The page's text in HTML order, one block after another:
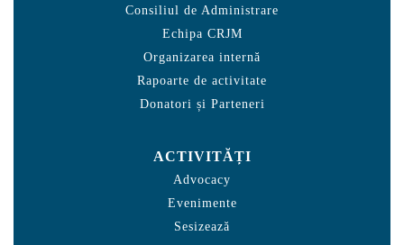
Consiliul de Administrare
Echipa CRJM
Organizarea internă
Rapoarte de activitate
Donatori și Parteneri
ACTIVITĂȚI
Advocacy
Evenimente
Sesizează